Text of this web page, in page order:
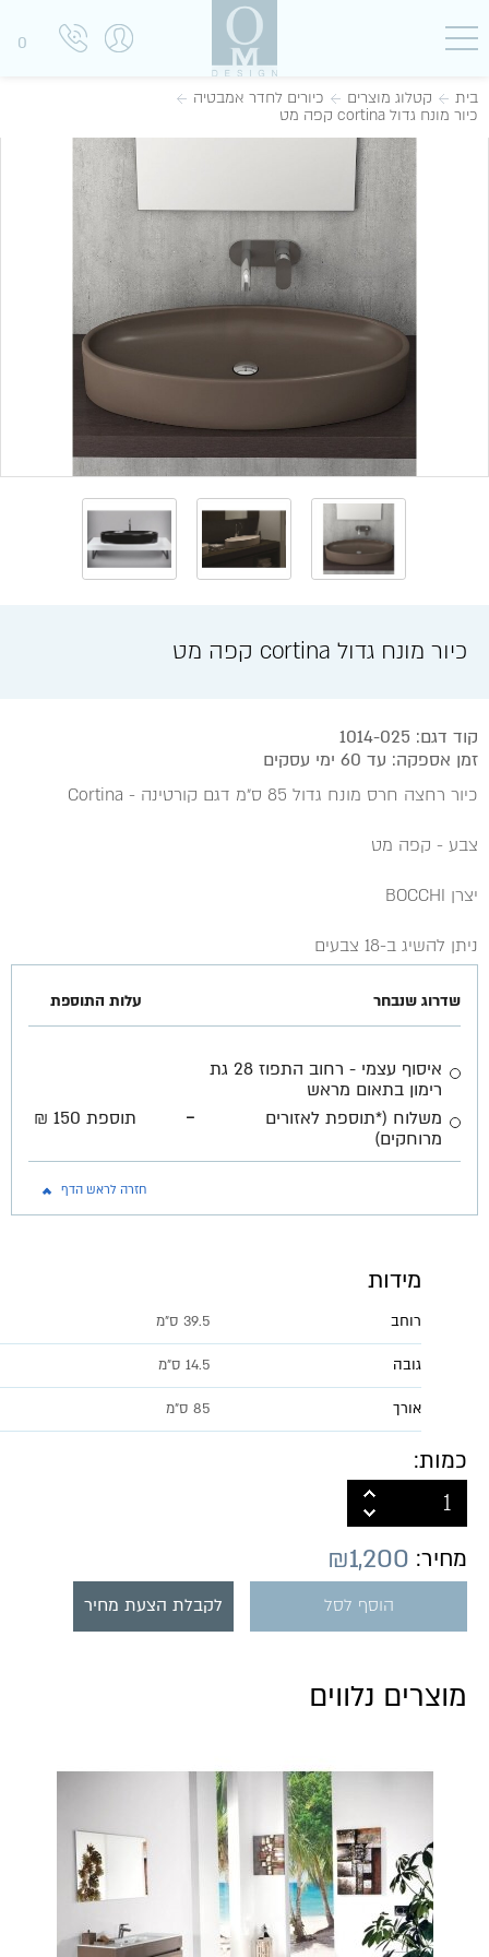
0
בית קטלוג מוצרים
כיורים לחדר אמבטיה
כיור מונח גדול cortina קפה מט
כיור מונח גדול cortina קפה מט
קוד דגם: 1014-025
זמן אספקה: עד 60 ימי עסקים
כיור רחצה חרס מונח גדול 85 ס״מ דגם קורטינה - Cortina
צבע - קפה מט
יצרן BOCCHI
ניתן להשיג ב-18 צבעים
שדרוג שנבחר עלות התוספת
איסוף עצמי - רחוב התפוז 28 גת
רימון בתאום מראש
משלוח (*תוספת לאזורים
מרוחקים)
- תוספת 150 ₪
חזרה לראש הדף
מידות
רוחב 39.5 ס״מ
גובה 14.5 ס״מ
אורך 85 ס״מ
כמות:
מחיר: ₪1,200
הוסף לסל לקבלת הצעת מחיר
מוצרים נלווים